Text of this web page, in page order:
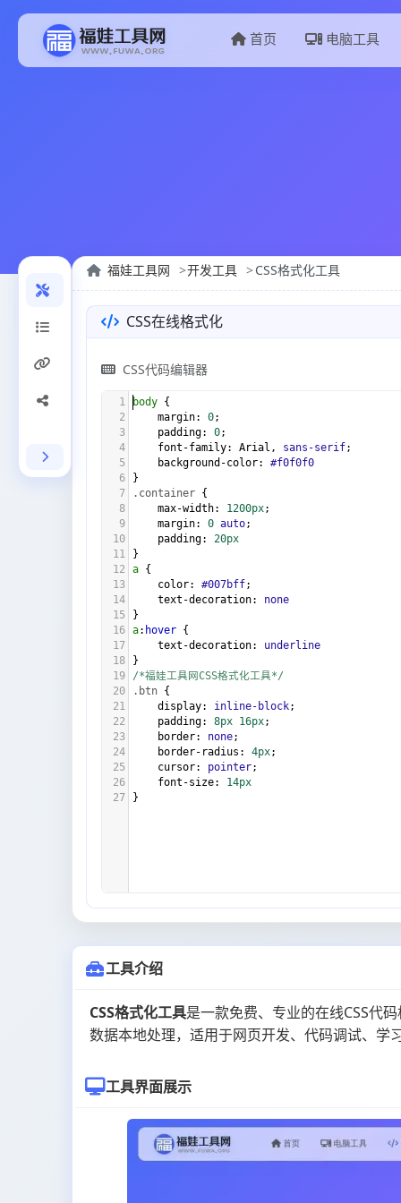
首页 电脑工具
福娃工具网 开发工具 CSS格式化工具
CSS在线格式化
CSS代码编辑器
1 body {
2
margin: 0;
3
padding: 0;
4
font-family: Arial , sans-serif;
5
background-color: #f0f0f0
6
}
7
.container {
8
max-width: 1200px;
9
margin: 0 auto;
10
padding: 20px
11
}
12
a {
13
color: #007bff;
14
text-decoration: none
15
}
16 a: hover {
17
text-decoration: underline
18
}
19
/*福娃工具网CSS格式化工具*/
20
.btn {
21
display: inline-block;
22
padding: 8px 16px;
23
border: none;
24
border-radius : 4px;
25
cursor: pointer;
26
font-size: 14px
27
}
工具介绍
CSS格式化工具是一款免费、专业的在线CSS代
数据本地处理，适用于网页开发、代码调试、
工具界面展示